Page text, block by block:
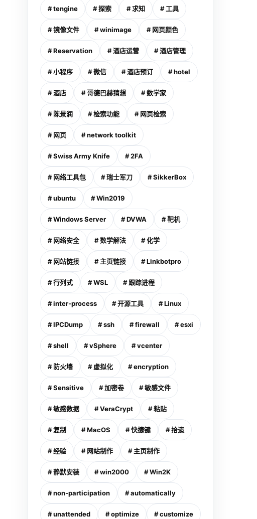
# tengine # 探索 # 求知 # 工具
# 镜像文件 # winimage # 网页颜色
# Reservation # 酒店运营 # 酒店管理
# 小程序 # 微信 # 酒店预订 # hotel
# 酒店 # 哥德巴赫猜想 # 数学家
# 陈景润 # 检索功能 # 网页检索
# 网页 # network toolkit
# Swiss Army Knife # 2FA
# 网络工具包 # 瑞士军刀 # SikkerBox
# ubuntu # Win2019
# Windows Server # DVWA # 靶机
# 网络安全 # 数学解法 # 化学
# 网站链接 # 主页链接 # Linkbotpro
# 行列式 # WSL # 跟踪进程
# inter-process # 开源工具 # Linux
# IPCDump # ssh # firewall # esxi
# shell # vSphere # vcenter
# 防火墙 # 虚拟化 # encryption
# Sensitive # 加密卷 # 敏感文件
# 敏感数据 # VeraCrypt # 粘贴
# 复制 # MacOS # 快捷键 # 拾遗
# 经验 # 网站制作 # 主页制作
# 静默安装 # win2000 # Win2K
# non-participation # automatically
# unattended # optimize # customize